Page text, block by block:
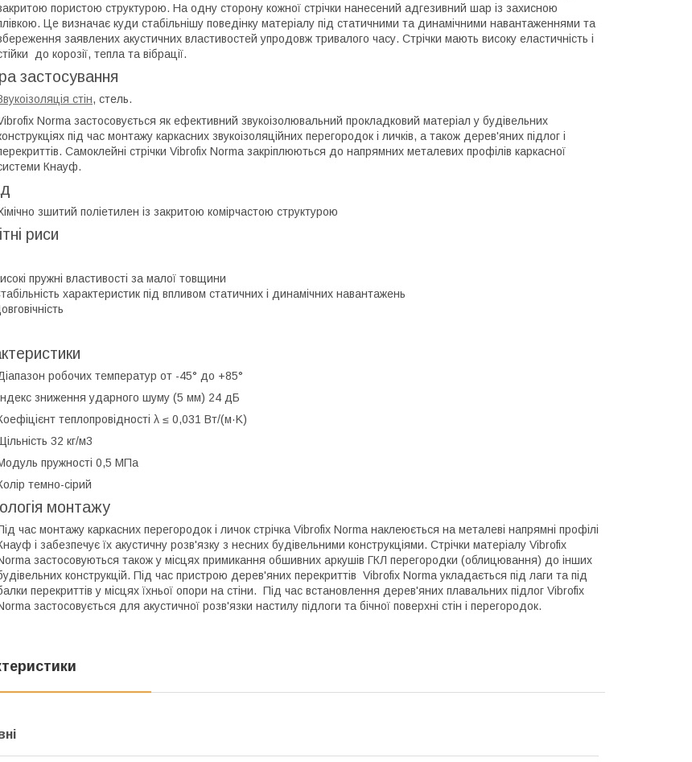
пористою структурою. На одну сторону кожної стрічки нанесений адгезивний шар із захисною
Це визначає куди стабільнішу поведінку матеріалу під статичними та динамічними навантаженнями та
заявлених акустичних властивостей упродовж тривалого часу. Стрічки мають високу еластичність і
до корозії, тепла та вібрації.
застосування
стін, стель.
Norma застосовується як ефективний звукоізолювальний прокладковий матеріал у будівельних
під час монтажу каркасних звукоізоляційних перегородок і личків, а також дерев'яних підлог і
Самоклейні стрічки Vibrofix Norma закріплюються до напрямних металевих профілів каркасної
Кнауф.
зшитий поліетилен із закритою комірчастою структурою
риси
пружні властивості за малої товщини
характеристик під впливом статичних і динамічних навантажень
робочих температур от -45° до +85°
зниження ударного шуму (5 мм) 24 дБ
теплопровідності λ ≤ 0,031 Вт/(м·K)
32 кг/м3
пружності 0,5 МПа
темно-сірий
монтажу
час монтажу каркасних перегородок і личок стрічка Vibrofix Norma наклеюється на металеві напрямні профілі
і забезпечує їх акустичну розв'язку з несних будівельними конструкціями. Стрічки матеріалу Vibrofix
застосовуються також у місцях примикання обшивних аркушів ГКЛ перегородки (облицювання) до інших
конструкцій. Під час пристрою дерев'яних перекриттів Vibrofix Norma укладається під лаги та під
перекриттів у місцях їхньої опори на стіни. Під час встановлення дерев'яних плавальних підлог Vibrofix
застосовується для акустичної розв'язки настилу підлоги та бічної поверхні стін і перегородок.